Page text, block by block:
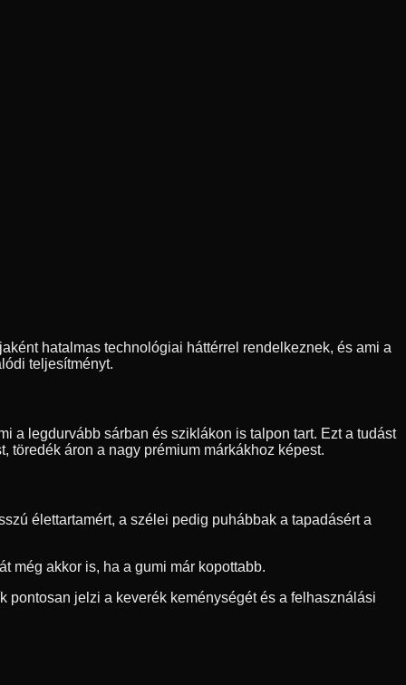
hatalmas technológiai háttérrel rendelkeznek, és ami a
teljesítményt.
a legdurvább sárban és sziklákon is talpon tart. Ezt a tudást
töredék áron a nagy prémium márkákhoz képest.
élettartamért, a szélei pedig puhábbak a tapadásért a
még akkor is, ha a gumi már kopottabb.
jelzi a keverék keménységét és a felhasználási